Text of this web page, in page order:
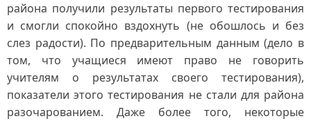
района получили результаты первого тестирования
и смогли спокойно вздохнуть (не обошлось и без
слез радости). По предварительным данным (дело в
том, что учащиеся имеют право не говорить
учителям о результатах своего тестирования),
показатели этого тестирования не стали для района
разочарованием. Даже более того, некоторые